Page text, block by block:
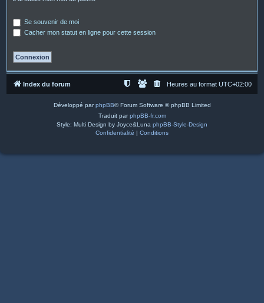
Se souvenir de moi
Cacher mon statut en ligne pour cette session
Index du forum Heures au format UTC+02:00
Développé parphpBB® Forum Software © phpBB Limited
Traduit parphpBB-fr.com
Style: Multi Design by Joyce&Luna phpBB-Style-Design
Confidentialité | Conditions